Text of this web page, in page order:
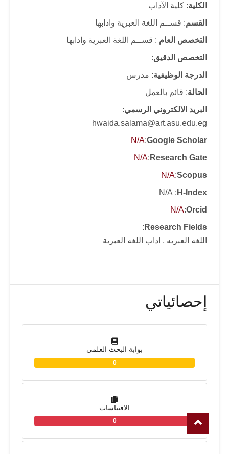
الكلية: كلية الآداب
القسم: قســم اللغة العبرية وادابها
التخصص العام : قســم اللغة العبرية وادابها
التخصص الدقيق:
الدرجة الوظيفية: مدرس
الحالة: قائم بالعمل
البريد الالكتروني الرسمي:
hwaida.salama@art.asu.edu.eg
Google Scholar
:
N/A
Research Gate
:
N/A
Scopus
:
N/A
H-Index
: N/A
Orcid
:
N/A
Research Fields
:
اللغه العبريه , اداب اللغه العبرية
إحصائياتي
بوابة البحث العلمي
0
الاقتباسات
0